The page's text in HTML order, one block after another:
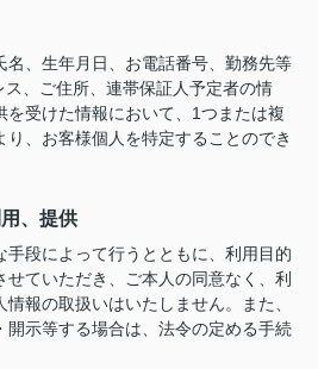
名、生年月日、お電話番号、勤務先等
、ご住所、連帯保証人予定者の情
を受けた情報において、1つまたは複
、お客様個人を特定することのでき
、提供
手段によって行うとともに、利用目的
ていただき、ご本人の同意なく、利
報の取扱いはいたしません。また、
開示等する場合は、法令の定める手続